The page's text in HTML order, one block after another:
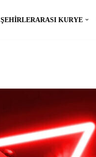
ŞEHIRLERARASI KURYE